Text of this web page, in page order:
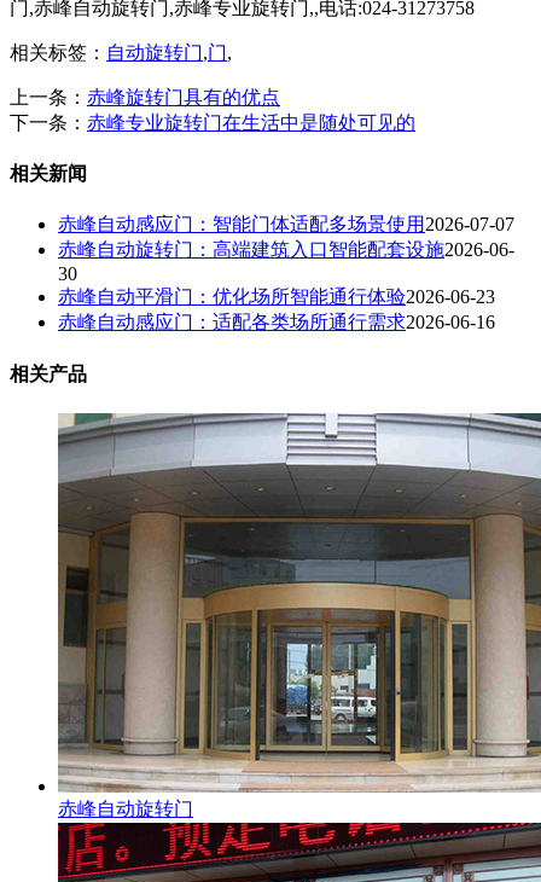
门,赤峰自动旋转门,赤峰专业旋转门,,电话:024-31273758
相关标签： 自动旋转门,门,
上一条： 赤峰旋转门具有的优点
下一条： 赤峰专业旋转门在生活中是随处可见的
相关新闻
赤峰自动感应门：智能门体适配多场景使用2026-07-07
赤峰自动旋转门：高端建筑入口智能配套设施2026-06-
30
赤峰自动平滑门：优化场所智能通行体验2026-06-23
赤峰自动感应门：适配各类场所通行需求2026-06-16
相关产品
赤峰自动旋转门